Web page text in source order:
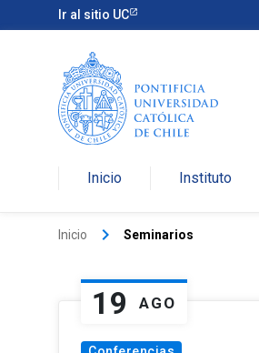
Ir al sitio UC
Inicio Instituto
Inicio keyboard_arrow_right Seminarios
19 AGO